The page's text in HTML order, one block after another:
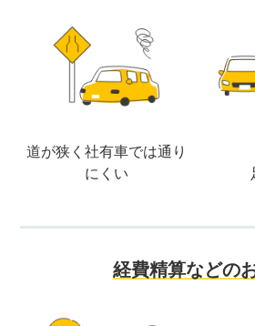
道が狭く社有車では通り
にくい
経費精算などの